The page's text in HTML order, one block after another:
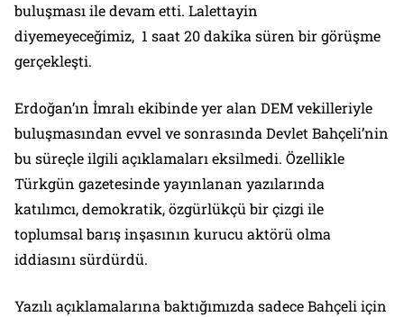
buluşması ile devam etti. Lalettayin
diyemeyeceğimiz, 1 saat 20 dakika süren bir görüşme
gerçekleşti.
Erdoğan’ın İmralı ekibinde yer alan DEM vekilleriyle
buluşmasından evvel ve sonrasında Devlet Bahçeli’nin
bu süreçle ilgili açıklamaları eksilmedi. Özellikle
Türkgün gazetesinde yayınlanan yazılarında
katılımcı, demokratik, özgürlükçü bir çizgi ile
toplumsal barış inşasının kurucu aktörü olma
iddiasını sürdürdü.
Yazılı açıklamalarına baktığımızda sadece Bahçeli için